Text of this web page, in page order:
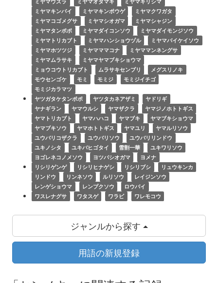
ミヤマキンバイ
ミヤマキンポウゲ
ミヤマクワガタ
ミヤマコゴメグサ
ミヤマシオガマ
ミヤマシャジン
ミヤマタンポポ
ミヤマダイコンソウ
ミヤマダイモンジソウ
ミヤマトリカブト
ミヤマハンショウヅル
ミヤマバイケイソウ
ミヤマホツツジ
ミヤマママコナ
ミヤママンネングサ
ミヤマムラサキ
ミヤマヤマブキショウマ
ミョウコウトリカブト
ムラサキセンブリ
メグスリノキ
モウセンゴケ
モミ モミジ
モミジイチゴ
モミジカラマツ
ヤツガタケタンポポ
ヤツタカネアザミ
ヤドリギ
ヤナギラン
ヤマウルシ ヤマザクラ
ヤマジノホトトギス
ヤマトリカブト
ヤマハハコ ヤマブキ
ヤマブキショウマ
ヤマブキソウ
ヤマホトトギス ヤマユリ
ヤマルリソウ
ユウバリコザクラ
ユウバリソウ
ユウバリリンドウ
ユキノシタ
ユキバヒゴタイ 雪割一華
ユキワリソウ
ヨゴレネコノメソウ
ヨツバシオガマ
ヨメナ
リシリゲンゲ
リシリヒナゲシ リシリブシ
リュウキンカ
リンドウ
リンネソウ ルリソウ
レイジンソウ
レンゲショウマ
レンプクソウ
ロウバイ
ワスレナグサ
ワタスゲ ワラビ ワレモコウ
ジャンルから探す
用語の新規登録